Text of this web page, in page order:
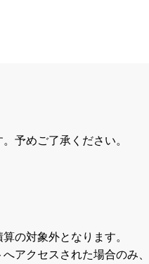
予めご了承ください。
の対象外となります。
アクセスされた場合のみ